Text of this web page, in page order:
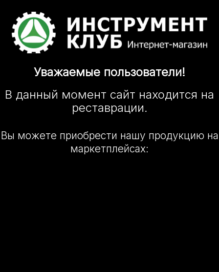
Уважаемые пользователи!
В данный момент сайт находится на
реставрации.
Вы можете приобрести нашу продукцию на
маркетплейсах: